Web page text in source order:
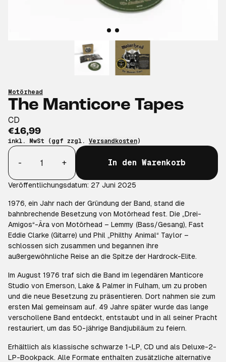
Motörhead
The Manticore Tapes
CD
€16,99
inkl. MwSt (ggf zzgl. Versandkosten)
Anzahl
-
+ In den Warenkorb
Veröffentlichungsdatum: 27 Juni 2025
1976, ein Jahr nach der Gründung der Band, stand die
bahnbrechende Besetzung von Motörhead fest. Die „Drei-
Amigos“-Ära von Motörhead – Lemmy (Bass/Gesang), Fast
Eddie Clarke (Gitarre) und Phil „Philthy Animal“ Taylor –
schlossen sich zusammen und begannen ihre
außergewöhnliche Reise an die Spitze der Hardrock-Elite.
Im August 1976 traf sich die Band im legendären Manticore
Studio von Emerson, Lake & Palmer in Fulham, um zu proben
und die neue Besetzung zu präsentieren. Dort nahmen sie zum
ersten Mal gemeinsam auf. 49 Jahre später wurde das lange
verschollene Band entdeckt, entstaubt und in all seiner Pracht
restauriert, um das 50-jährige Bandjubiläum zu feiern.
Erhältlich als klassische schwarze 1-LP, CD und als Deluxe-2-
LP-Bookpack. Alle Formate enthalten zusätzliche alternative